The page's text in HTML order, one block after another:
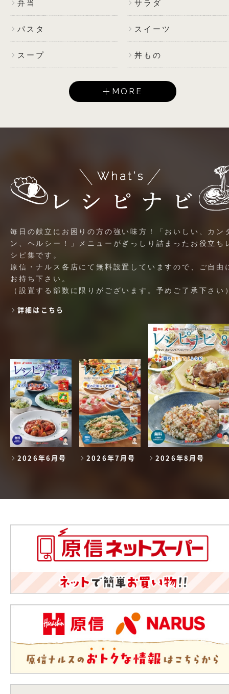
弁当 サラダ
パスタ スイーツ
スープ 丼もの
MORE
毎日の献立にお困りの方の強い味方！「おいしい、カン
ン、ヘルシー！」メニューがぎっしり詰まったお役立ち
シピ集です。
原信・ナルス各店にて無料設置していますので、ご自由
お持ち下さい。
（設置する部数に限りがございます。予めご了承下さい
詳細はこちら
2026年6月号 2026年7月号 2026年8月号